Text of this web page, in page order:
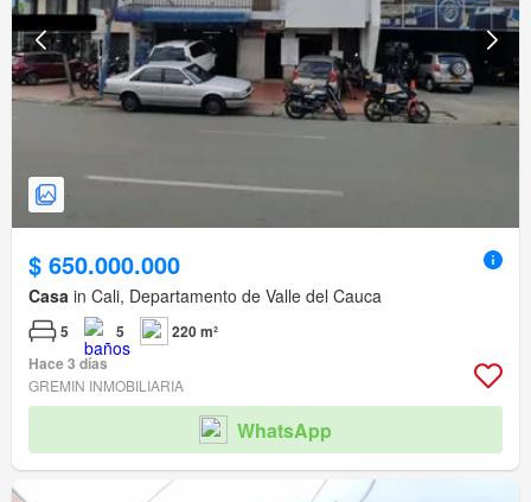
$ 650.000.000
Casa in Cali, Departamento de Valle del Cauca
5 5
220 m²
Hace 3 días
GREMIN INMOBILIARIA
WhatsApp